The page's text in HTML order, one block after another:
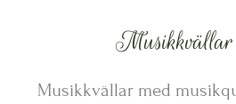
Musikkvällar med